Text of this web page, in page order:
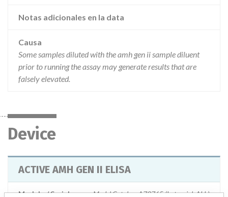
Notas adicionales en la data
Causa
Some samples diluted with the amh gen ii sample diluent
prior to running the assay may generate results that are
falsely elevated.
Device
ACTIVE AMH GEN II ELISA
Modelo / Serial Model Catalog: A79765 (Lot serial: ALL)